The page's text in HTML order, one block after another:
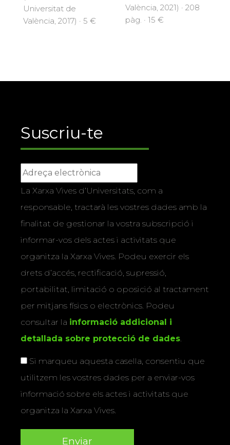
Universitat de
València, 2017) · 5 €
València, 2021) · 208
pàg. · 15 €
Suscriu-te
La Xarxa Vives d’Universitats, com a
responsable, tractarà les vostres dades amb la
finalitat de gestionar la vostra subscripció i
informar-vos dels actes i activitats que
organitza la Xarxa Vives. Podeu exercir els
drets d’accés, rectificació, supressió,
portabilitat, limitació o oposició al tractament
per mitjans físics o electrònics. Podeu
consultar la informació addicional i
detallada sobre protecció de dades
Si marqueu aquesta casella, consentiu que
utilitzem les vostres dades per a enviar-vos
informació sobre els actes i activitats que
organitza la Xarxa Vives.